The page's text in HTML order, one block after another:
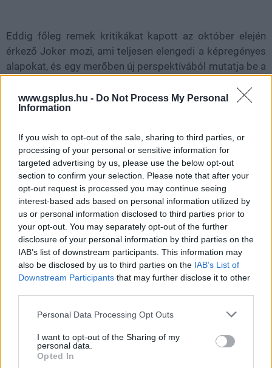
www.gsplus.hu - Do Not Process My Personal
Information
If you wish to opt-out of the sale, sharing to third parties, or
processing of your personal or sensitive information for
targeted advertising by us, please use the below opt-out
section to confirm your selection. Please note that after your
opt-out request is processed you may continue seeing
interest-based ads based on personal information utilized by
us or personal information disclosed to third parties prior to
your opt-out. You may separately opt-out of the further
disclosure of your personal information by third parties on the
IAB’s list of downstream participants. This information may
also be disclosed by us to third parties on the IAB’s List of
Downstream Participants that may further disclose it to other
Please note that this website/app uses one or more Google
not limited to your visit or usage behaviour. You may click to
grant or deny consent to Google and its third-party tags to
use your data for below specified purposes in below Google
Personal Data Processing Opt Outs
I want to opt-out of the Sharing of my
personal data.
Opted In
Eddig főleg remek kritikákat kapott az október elején
érkező Joker mozi, ami teljesen elengedi a képregényes
alapokat, és egy merőben új perspektívából mutatja be a
tagjai válogathatnak a dicsérő írások tömegéből, de ők
valamiért épp egy elég negatív, C+-os értékelést adó
IndieWireszerzője, David Ehrlich messze nem volt
annyira elmosva a Jokertől, mint kollégái. A kritikus
szerint a film "lázító, zavart és potenciálisan
toxikus".Ehrlich egészen pontosan úgy fogalmazott (és
az alábbi reklámon is ez a mondat van tőle kiemelve),
hogy a Joker "a tömegszórakoztatás makulátlanul
kidolgozott darabja", ez a mondat pedig teljesen